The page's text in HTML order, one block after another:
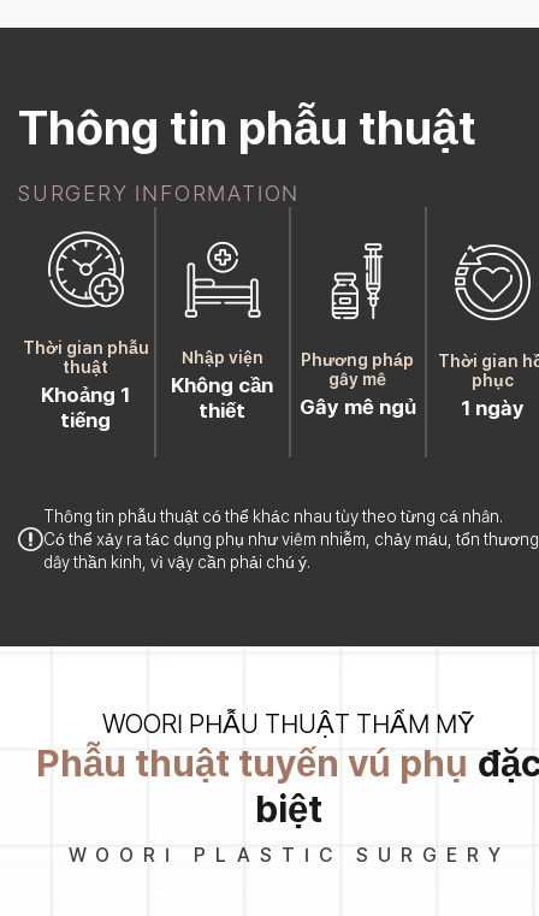
Thông tin phẫu thuật
SURGERY INFORMATION
Thời gian phẫu
thuật
Khoảng 1
tiếng
Nhập viện
Không cần
thiết
Phương pháp
gây mê
Gây mê ngủ
Thời gian
phục
1 ngày
Thông tin phẫu thuật có thể khác nhau tùy theo từng cá nhân.
Có thể xảy ra tác dụng phụ như viêm nhiễm, chảy máu, tổn thương
dây thần kinh, vì vậy cần phải chú ý.
WOORI PHẪU THUẬT THẨM MỸ
Phẫu thuật tuyến vú phụ
biệt
WOORI PLASTIC SURGERY